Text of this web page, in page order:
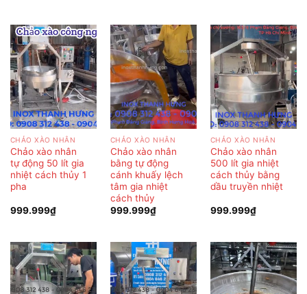
CHẢO XÀO NHÂN
Chảo xào nhân
tự động 50 lít gia
nhiệt cách thủy 1
pha
999.999₫
CHẢO XÀO NHÂN
Chảo xào nhân
bằng tự động
cánh khuấy lệch
tâm gia nhiệt
cách thủy
999.999₫
CHẢO XÀO NHÂN
Chảo xào nhân
500 lít gia nhiệt
cách thủy bằng
dầu truyền nhiệt
999.999₫